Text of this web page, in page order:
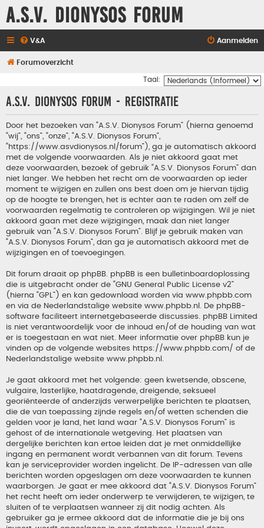
A.S.V. Dionysos Forum
V&A Aanmelden
Forumoverzicht
Taal:
A.S.V. Dionysos Forum - Registratie
Door het bezoeken van “A.S.V. Dionysos Forum” (hierna genoemd
“wij”, “ons”, “onze”, “A.S.V. Dionysos Forum”,
“https://www.asvdionysos.nl/forum”), ga je automatisch akkoord
met de volgende voorwaarden. Als je niet akkoord gaat met
deze voorwaarden, bezoek of gebruik “A.S.V. Dionysos Forum” dan
niet langer. We hebben het recht om de voorwaarden op ieder
moment te wijzigen en zullen ons best doen om je hiervan tijdig
op de hoogte te brengen, het is echter aan te raden om zelf de
voorwaarden regelmatig te controleren op wijzigingen. Wil je niet
akkoord gaan met deze wijzigingen, maak dan niet langer
gebruik van “A.S.V. Dionysos Forum”. Blijf je gebruik maken van
“A.S.V. Dionysos Forum”, dan ga je automatisch akkoord met de
wijzigingen en of toevoegingen.
Dit forum draait op phpBB. phpBB is een bulletinboardoplossing
die is uitgebracht onder de “GNU General Public License v2”
(hierna “GPL”) en kan gedownload worden via www.phpbb.com
en via de Nederlandstalige website www.phpbb.nl . De phpBB-
software faciliteert internetgebaseerde discussies. phpBB Limited
is niet verantwoordelijk voor de inhoud en/of de houding van wat
er is toegestaan en wat niet. Meer informatie over phpBB kun je
vinden op de volgende websites https://www.phpbb.com/ of de
Nederlandstalige website www.phpbb.nl
Je gaat akkoord met het volgende: geen kwetsende, obscene,
vulgaire, lasterlijke, haatdragende, dreigende, seksueel
georiënteerde of anderzijds verwerpelijke berichten te plaatsen,
die de van toepassing zijnde regels en/of wetten schenden die
gelden voor je land, het land waar “A.S.V. Dionysos Forum” is
gehost of de internationale wetgeving. Het plaatsen van
dergelijke berichten kan ertoe leiden dat je met onmiddellijke
ingang en permanent wordt verbannen van dit forum. Tevens
kan je serviceprovider worden ingelicht. De IP-adressen van alle
berichten worden opgeslagen om deze voorwaarden te kunnen
waarborgen. Je gaat er mee akkoord dat “A.S.V. Dionysos Forum”
het recht heeft om ieder onderwerp te verwijderen, te wijzigen, te
sluiten of te verplaatsen wanneer zij dit nodig achten. Als
gebruiker ga je ermee akkoord dat de informatie die je bij ons